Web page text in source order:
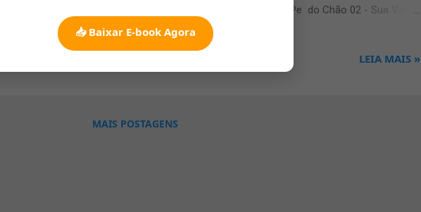
📥 Baixar E-book Agora
famosos como Anderson Freire. Faixas do CD: 01 - Tira o Pe do Chão 02 - Sua Voz
Rós] 03 - Espirito Santo [Marcus Salles] 04 - Meu Abrigo 05 - Eu Chamo Deus 06 - Olha
07 - Preciso Ir [Thiago Godoi] 08 - Poe Teu Fogo Dentro de Mim 09 - Pai Perdoa-me 10 -
[Anderson Freire] 11 - Confio em Deus
LEIA MAIS »
MAIS POSTAGENS